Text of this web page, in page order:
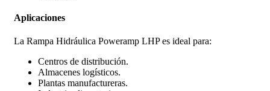
Aplicaciones
La Rampa Hidráulica Poweramp LHP es ideal para:
Centros de distribución.
Almacenes logísticos.
Plantas manufactureras.